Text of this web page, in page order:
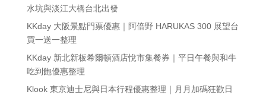
水坑與淡江大橋台北出發
KKday 大阪景點門票優惠｜阿倍野 HARUKAS 300 展望台
買一送一整理
KKday 新北新板希爾頓酒店悅市集餐券｜平日午餐與和牛
吃到飽優惠整理
Klook 東京迪士尼與日本行程優惠整理｜月月加碼狂歡日